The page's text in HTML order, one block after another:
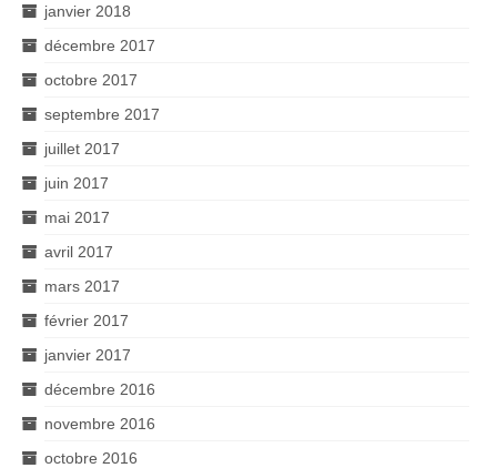
janvier 2018
décembre 2017
octobre 2017
septembre 2017
juillet 2017
juin 2017
mai 2017
avril 2017
mars 2017
février 2017
janvier 2017
décembre 2016
novembre 2016
octobre 2016